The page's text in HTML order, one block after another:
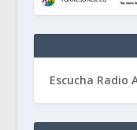
Escucha Radio